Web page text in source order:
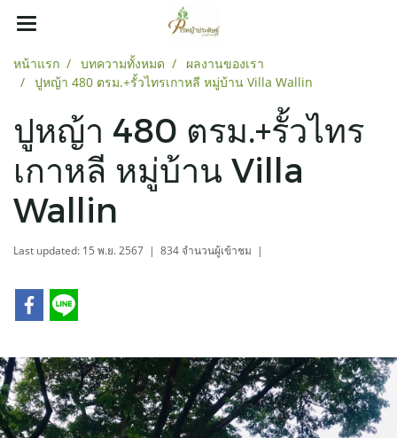
หน้าแรก บทความทั้งหมด
ผลงานของเรา
ปูหญ้า 480 ตรม.+รั้วไทรเกาหลี หมู่บ้าน Villa Wallin
ปูหญ้า 480 ตรม.+รั้วไทร
เกาหลี หมู่บ้าน Villa
Wallin
Last updated: 15 พ.ย. 2567 | 834 จำนวนผู้เข้าชม |